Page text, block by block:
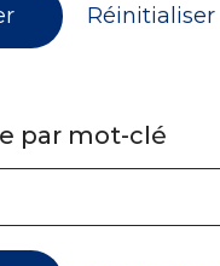
Réinitialiser
par mot-clé